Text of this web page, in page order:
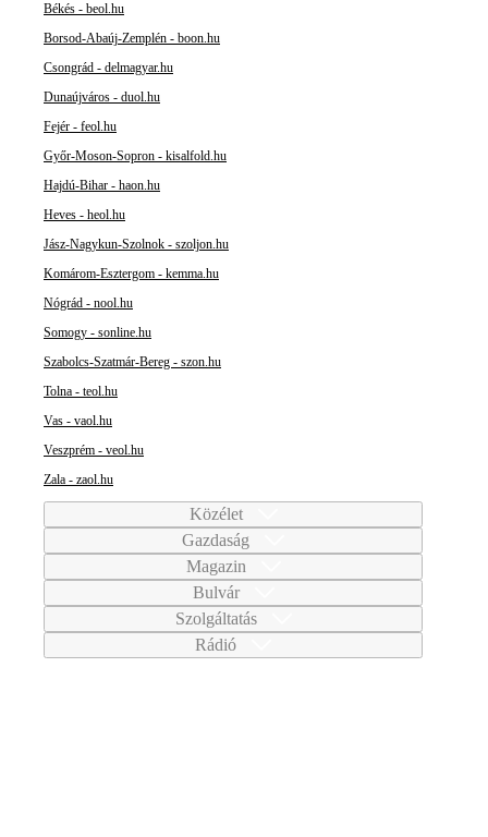
Békés - beol.hu
Borsod-Abaúj-Zemplén - boon.hu
Csongrád - delmagyar.hu
Dunaújváros - duol.hu
Fejér - feol.hu
Győr-Moson-Sopron - kisalfold.hu
Hajdú-Bihar - haon.hu
Heves - heol.hu
Jász-Nagykun-Szolnok - szoljon.hu
Komárom-Esztergom - kemma.hu
Nógrád - nool.hu
Somogy - sonline.hu
Szabolcs-Szatmár-Bereg - szon.hu
Tolna - teol.hu
Vas - vaol.hu
Veszprém - veol.hu
Zala - zaol.hu
Közélet
Gazdaság
Magazin
Bulvár
Szolgáltatás
Rádió